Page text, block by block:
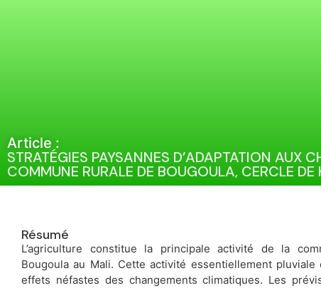
Article :
STRATÉGIES PAYSANNES D’ADAPTATION AUX
COMMUNE RURALE DE BOUGOULA, CERCLE DE
Résumé
L’agriculture constitue la principale activité de la
Bougoula au Mali. Cette activité essentiellement pluviale
effets néfastes des changements climatiques. Les